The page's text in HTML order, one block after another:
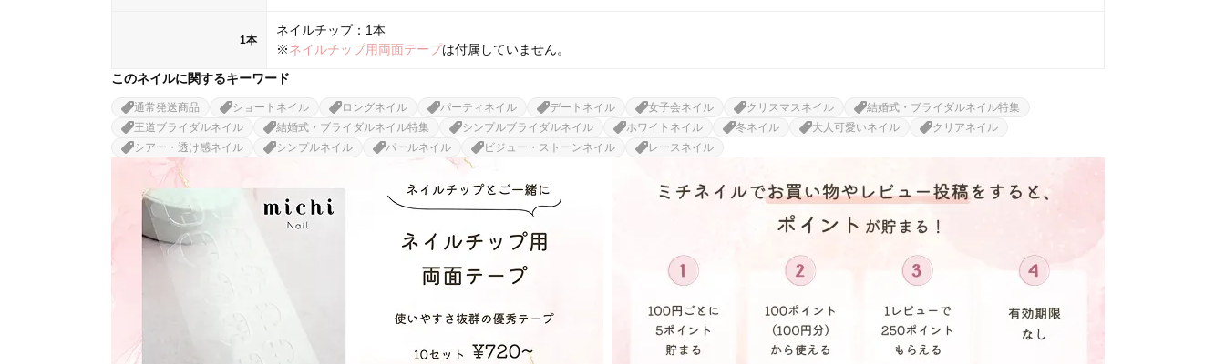
1本
ネイルチップ：1本
※ネイルチップ用両面テープは付属していません。
このネイルに関するキーワード
通常発送商品 ショートネイル ロングネイル パーティネイル デートネイル 女子会ネイル クリスマスネイル
結婚式・ブライダルネイル特集
王道ブライダルネイル
結婚式・ブライダルネイル特集 シンプルブライダルネイル ホワイトネイル 冬ネイル 大人可愛いネイル
クリアネイル
シアー・透け感ネイル
シンプルネイル パールネイル ビジュー・ストーンネイル レースネイル